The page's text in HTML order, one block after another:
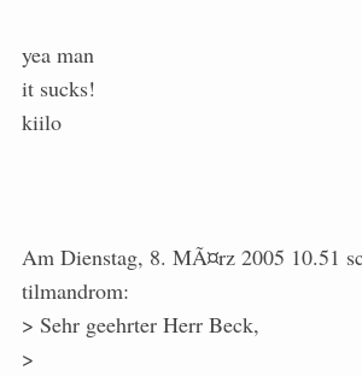
yea man
it sucks!
kiilo
Am Dienstag, 8. MÃ¤rz 2005 10.51
tilmandrom:
> Sehr geehrter Herr Beck,
>